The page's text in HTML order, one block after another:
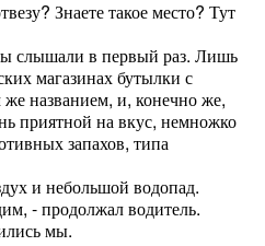
Знаете такое место? Тут
слышали в первый раз. Лишь
магазинах бутылки с
названием, и, конечно же,
приятной на вкус, немножко
запахов, типа
и небольшой водопад.
- продолжал водитель.
мы.